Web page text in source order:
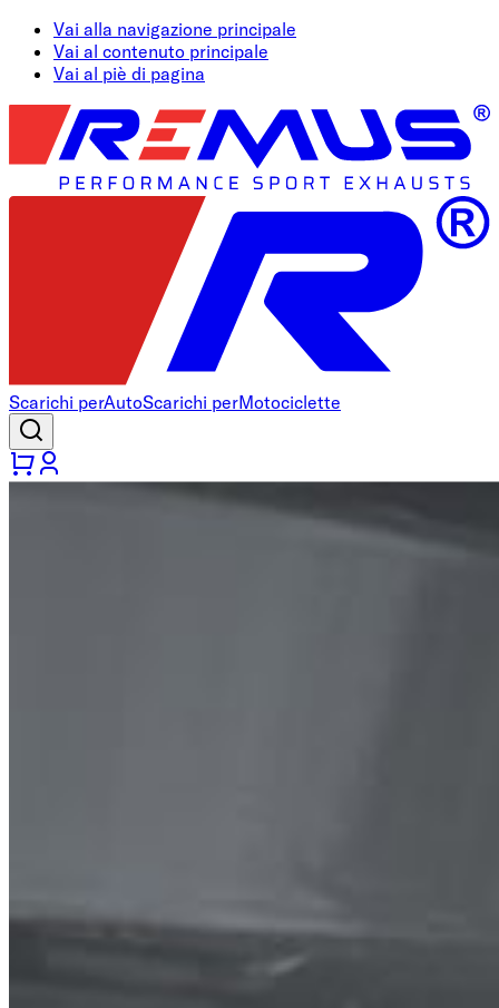
Vai alla navigazione principale
Vai al contenuto principale
Vai al piè di pagina
Scarichi perAutoScarichi perMotociclette